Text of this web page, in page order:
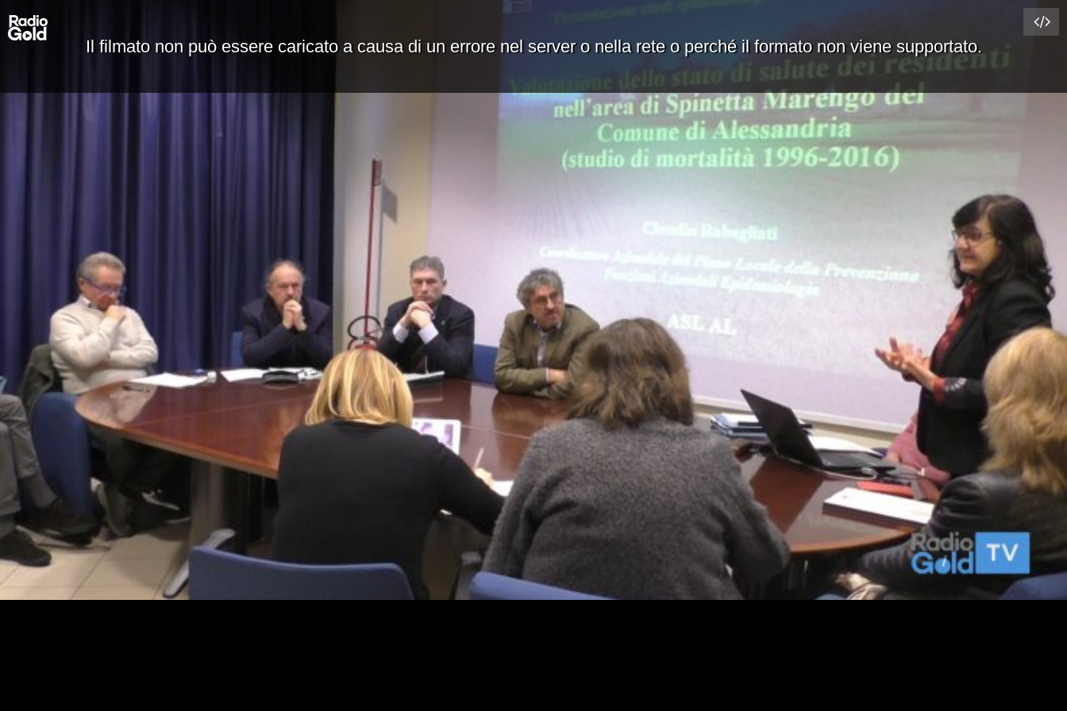
Il filmato non può essere caricato a causa di un errore nel server o nella rete o perché il formato non viene supportato.